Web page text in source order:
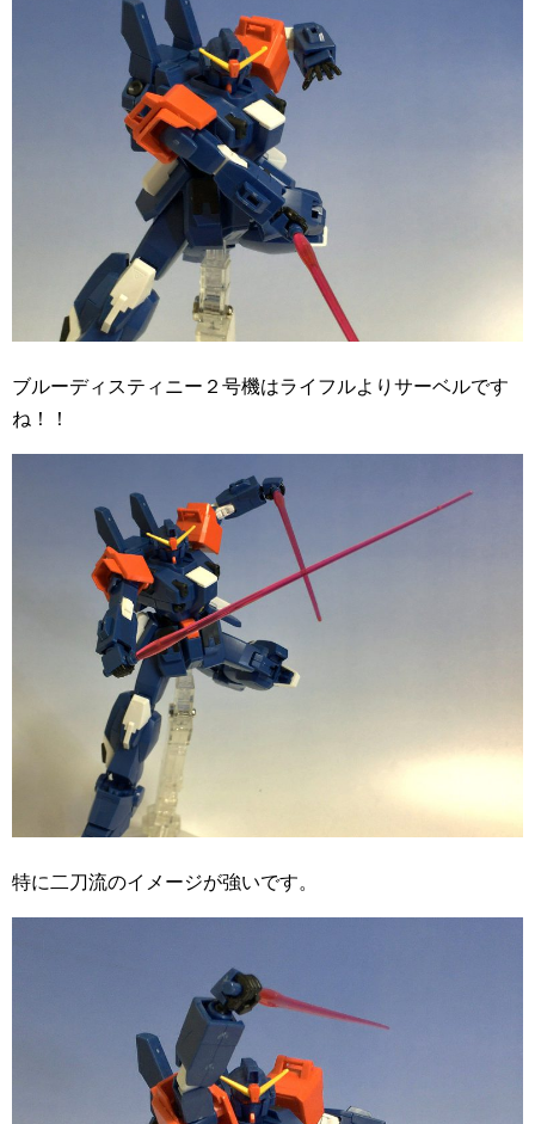
ブルーディスティニー２号機はライフルよりサーベルです
ね！！
特に二刀流のイメージが強いです。